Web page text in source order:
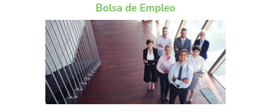
Bolsa de Empleo